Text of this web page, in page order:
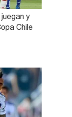
y
Chile